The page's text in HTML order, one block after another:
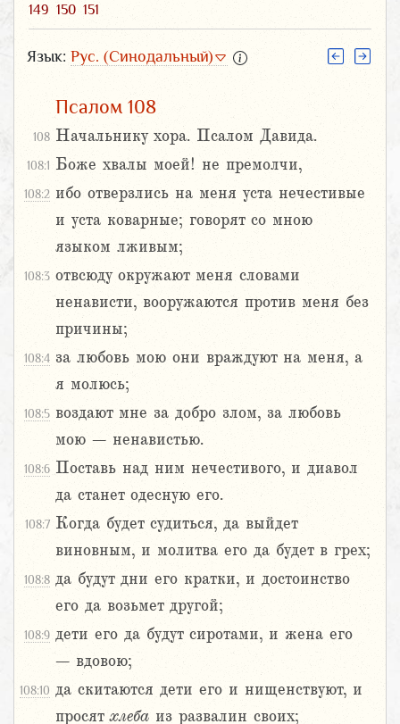
149 150 151
Язык: Рус. (Синодальный)
Псалом 108
108 Начальнику хора. Псалом Давида.
108:1 Боже хвалы моей! не премолчи,
108:2 ибо отверзлись на меня уста нечестивые
и уста коварные; говорят со мною
языком лживым;
108:3 отвсюду окружают меня словами
ненависти, вооружаются против меня без
причины;
108:4 за любовь мою они враждуют на меня, а
я молюсь;
108:5 воздают мне за добро злом, за любовь
мою – ненавистью.
108:6 Поставь над ним нечестивого, и диавол
да станет одесную его.
108:7 Когда будет судиться, да выйдет
виновным, и молитва его да будет в грех;
108:8 да будут дни его кратки, и достоинство
его да возьмет другой;
108:9 дети его да будут сиротами, и жена его
– вдовою;
108:10 да скитаются дети его и нищенствуют, и
просятхлеба из развалин своих;